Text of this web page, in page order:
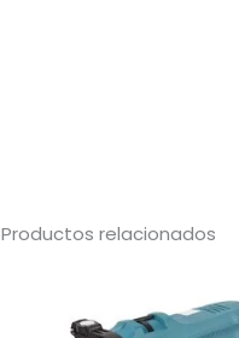
Productos relacionados